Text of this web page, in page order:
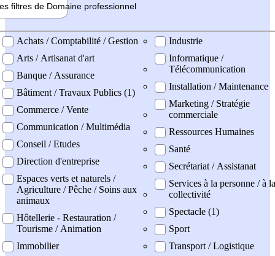
filtres de Domaine professionnel
professionel
Achats / Comptabilité / Gestion
Arts / Artisanat d'art
Banque / Assurance
Bâtiment / Travaux Publics (1)
Commerce / Vente
Communication / Multimédia
Conseil / Etudes
Direction d'entreprise
Espaces verts et naturels /
Agriculture / Pêche / Soins aux
animaux
Hôtellerie - Restauration /
Tourisme / Animation
Immobilier
Industrie
Informatique /
Télécommunication
Installation / Maintenance
Marketing / Stratégie
commerciale
Ressources Humaines
Santé
Secrétariat / Assistanat
Services à la personne / à la
collectivité
Spectacle (1)
Sport
Transport / Logistique